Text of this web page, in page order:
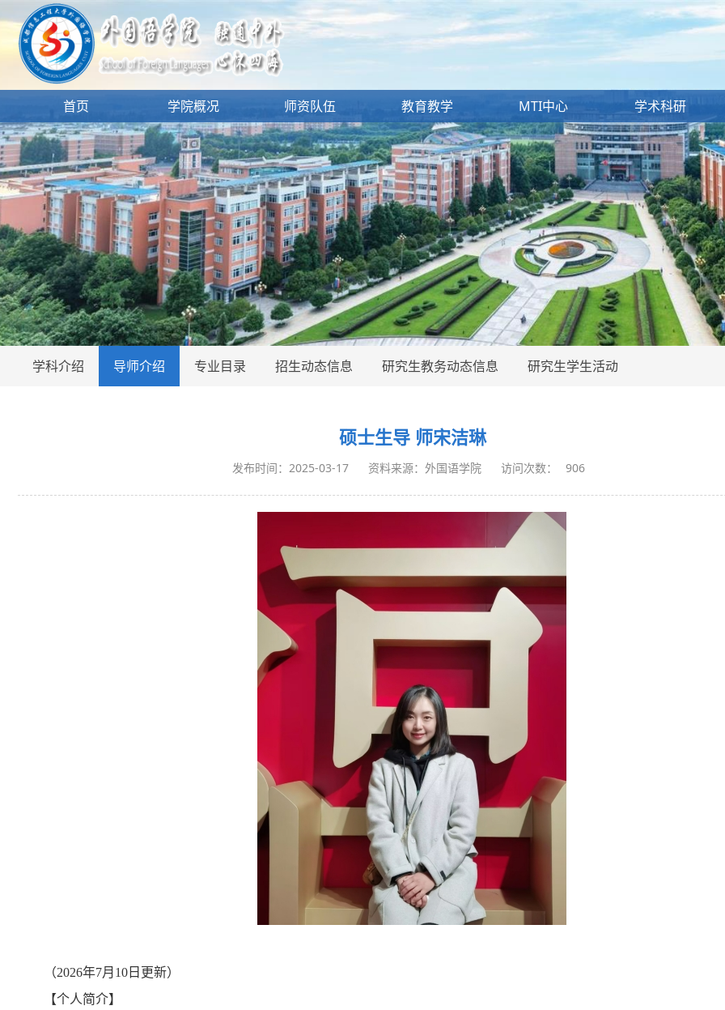
首页 学院概况 师资队伍 教育教学 MTI中心 学术科研
学科介绍 导师介绍 专业目录 招生动态信息 研究生教务动态信息 研究生学生活动
硕士生导 师宋洁琳
发布时间：2025-03-17 资料来源：外国语学院 访问次数： 906
（2026年7月10日更新）
【个人简介】